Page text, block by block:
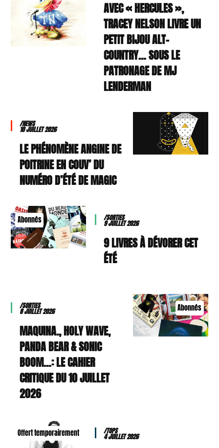
AVEC « HERCULES »,
TRACEY NELSON LIVRE UN
PETIT BIJOU ALT-
COUNTRY… SOUS LE
PATRONAGE DE MJ
LENDERMAN
/NEWS
10 JUILLET 2026
LE PHÉNOMÈNE ANGINE DE
POITRINE EN COUV’ DU
NUMÉRO D’ÉTÉ DE MAGIC
Abonnés /SORTIES
9 JUILLET 2026
9 LIVRES À DÉVORER CET
ÉTÉ
Abonnés
/SORTIES
8 JUILLET 2026
MAQUINA., HOLY WAVE,
PANDA BEAR & SONIC
BOOM…: LE CAHIER
CRITIQUE DU 10 JUILLET
2026
Offert temporairement /TOPS
4 JUILLET 2026